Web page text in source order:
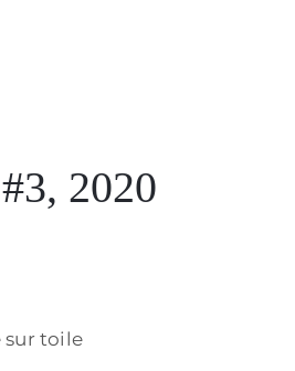
2020
sur toile